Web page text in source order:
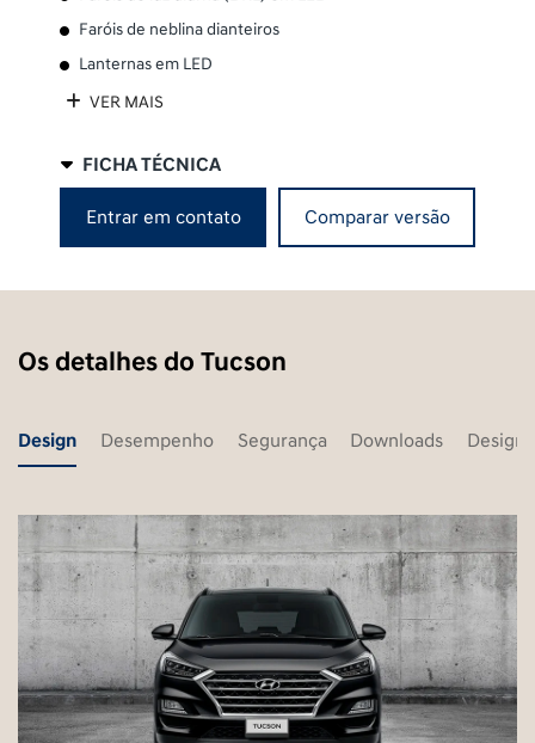
Faróis de neblina dianteiros
Lanternas em LED
VER MAIS
FICHA TÉCNICA
Entrar em contato Comparar versão
Os detalhes do Tucson
Design Desempenho Segurança Downloads Design